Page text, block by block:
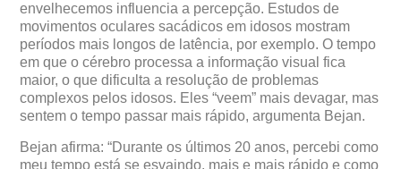
envelhecemos influencia a percepção. Estudos de
movimentos oculares sacádicos em idosos mostram
períodos mais longos de latência, por exemplo. O tempo
em que o cérebro processa a informação visual fica
maior, o que dificulta a resolução de problemas
complexos pelos idosos. Eles “veem” mais devagar, mas
sentem o tempo passar mais rápido, argumenta Bejan.
Bejan afirma: “Durante os últimos 20 anos, percebi como
meu tempo está se esvaindo, mais e mais rápido e como